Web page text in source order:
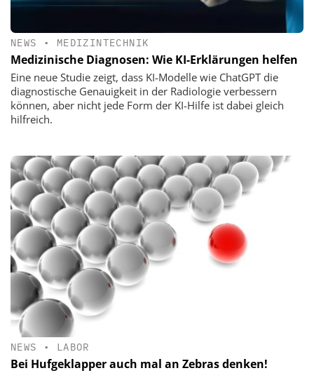
NEWS • MEDIZINTECHNIK
Medizinische Diagnosen: Wie KI-Erklärungen helfen
Eine neue Studie zeigt, dass KI-Modelle wie ChatGPT die
diagnostische Genauigkeit in der Radiologie verbessern
können, aber nicht jede Form der KI-Hilfe ist dabei gleich
hilfreich.
NEWS • LABOR
Bei Hufgeklapper auch mal an Zebras denken!